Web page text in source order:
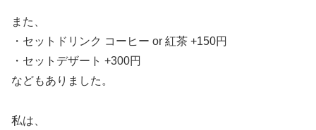
また、
・セットドリンク コーヒー or 紅茶 +150円
・セットデザート +300円
などもありました。
私は、